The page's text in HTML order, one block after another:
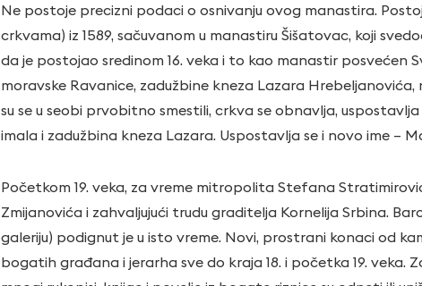
Ne postoje precizni podaci o osnivanju ovog manastira.
crkvama) iz 1589, sačuvanom u manastiru Šišatovac, koji
da je postojao sredinom 16. veka i to kao manastir posvećen
moravske Ravanice, zadužbine kneza Lazara
su se u seobi prvobitno smestili, crkva se obnavlja,
imala i zadužbina kneza Lazara. Uspostavlja se i novo ime –
Početkom 19. veka, za vreme mitropolita Stefana
Zmijanovića i zahvaljujući trudu graditelja Kornelija Srbina.
galeriju) podignut je u isto vreme. Novi, prostrani konaci od
bogatih građana i jerarha sve do kraja 18. i početka 19.